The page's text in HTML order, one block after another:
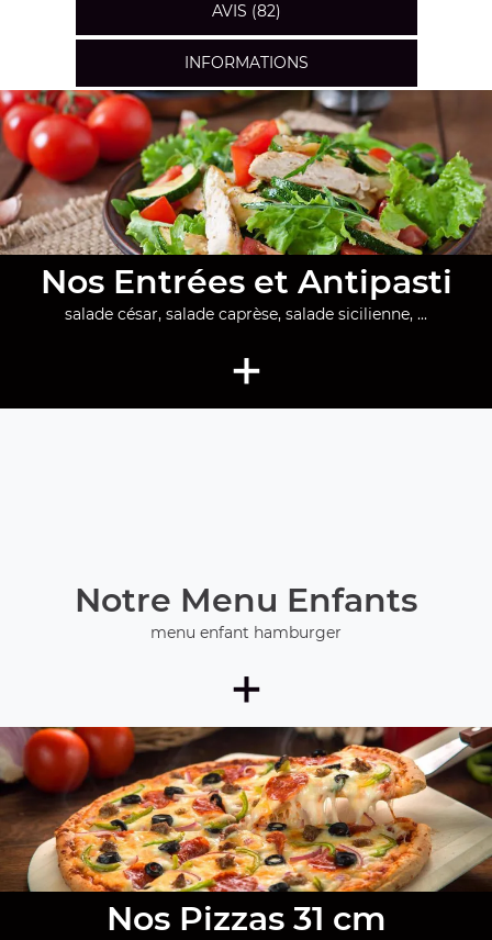
AVIS (82)
INFORMATIONS
Nos Entrées et Antipasti
salade césar, salade caprèse, salade sicilienne, ...
+
Notre Menu Enfants
menu enfant hamburger
+
Nos Pizzas 31 cm